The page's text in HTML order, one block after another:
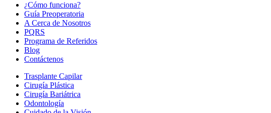
¿Cómo funciona?
Guía Preoperatoria
A Cerca de Nosotros
PQRS
Programa de Referidos
Blog
Contáctenos
Trasplante Capilar
Cirugía Plástica
Cirugía Bariátrica
Odontología